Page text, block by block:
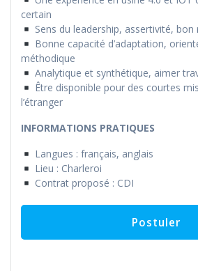
certain
Sens du leadership, assertivité, bon
Bonne capacité d’adaptation,
méthodique
Analytique et synthétique, aimer
Être disponible pour des courtes
l’étranger
INFORMATIONS PRATIQUES
Langues : français, anglais
Lieu : Charleroi
Contrat proposé : CDI